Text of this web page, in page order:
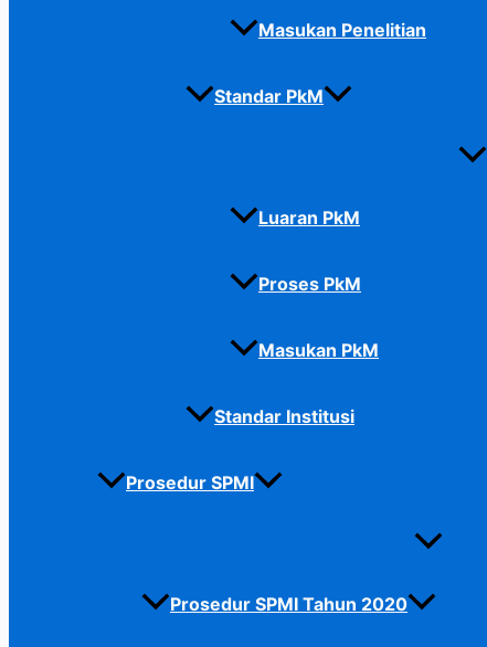
Masukan Penelitian
Standar PkM
Luaran PkM
Proses PkM
Masukan PkM
Standar Institusi
Prosedur SPMI
Prosedur SPMI Tahun 2020